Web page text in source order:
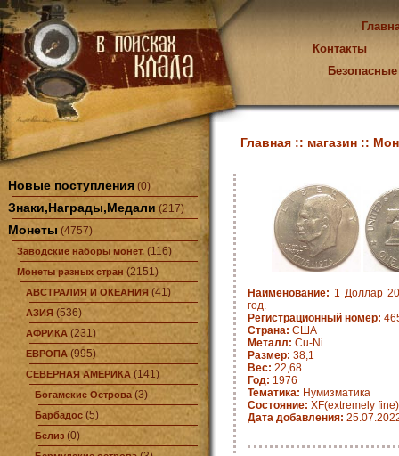
Контакты
Новые поступления (0)
Знаки,Награды,Медали (217)
Монеты (4757)
Заводские наборы монет. (116)
Монеты разных стран (2151)
АВСТРАЛИЯ И ОКЕАНИЯ (41)
АЗИЯ (536)
АФРИКА (231)
ЕВРОПА (995)
СЕВЕРНАЯ АМЕРИКА (141)
Богамские Острова(3)
Барбадос (5)
Белиз (0)
Главная :: магазин ::
Наименование: 1 Доллар
год.
Регистрационный номер:
Страна: CША
Металл: Cu-Ni.
Размер: 38,1
Вес: 22,68
Год: 1976
Тематика: Нумизматика
Состояние: XF(extremely fine)
Дата добавления: